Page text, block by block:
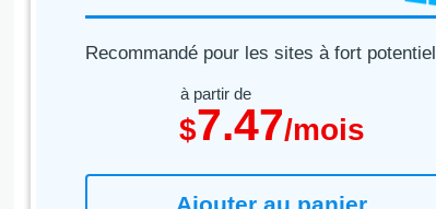
Recommandé pour les sites à fort potentiel
à partir de
$7.47/mois